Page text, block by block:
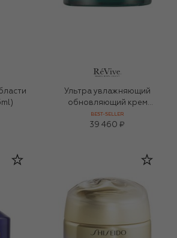
Ультра увлажняющий
обновляющий крем
(50ml)
BEST-SELLER
39 460 ₽